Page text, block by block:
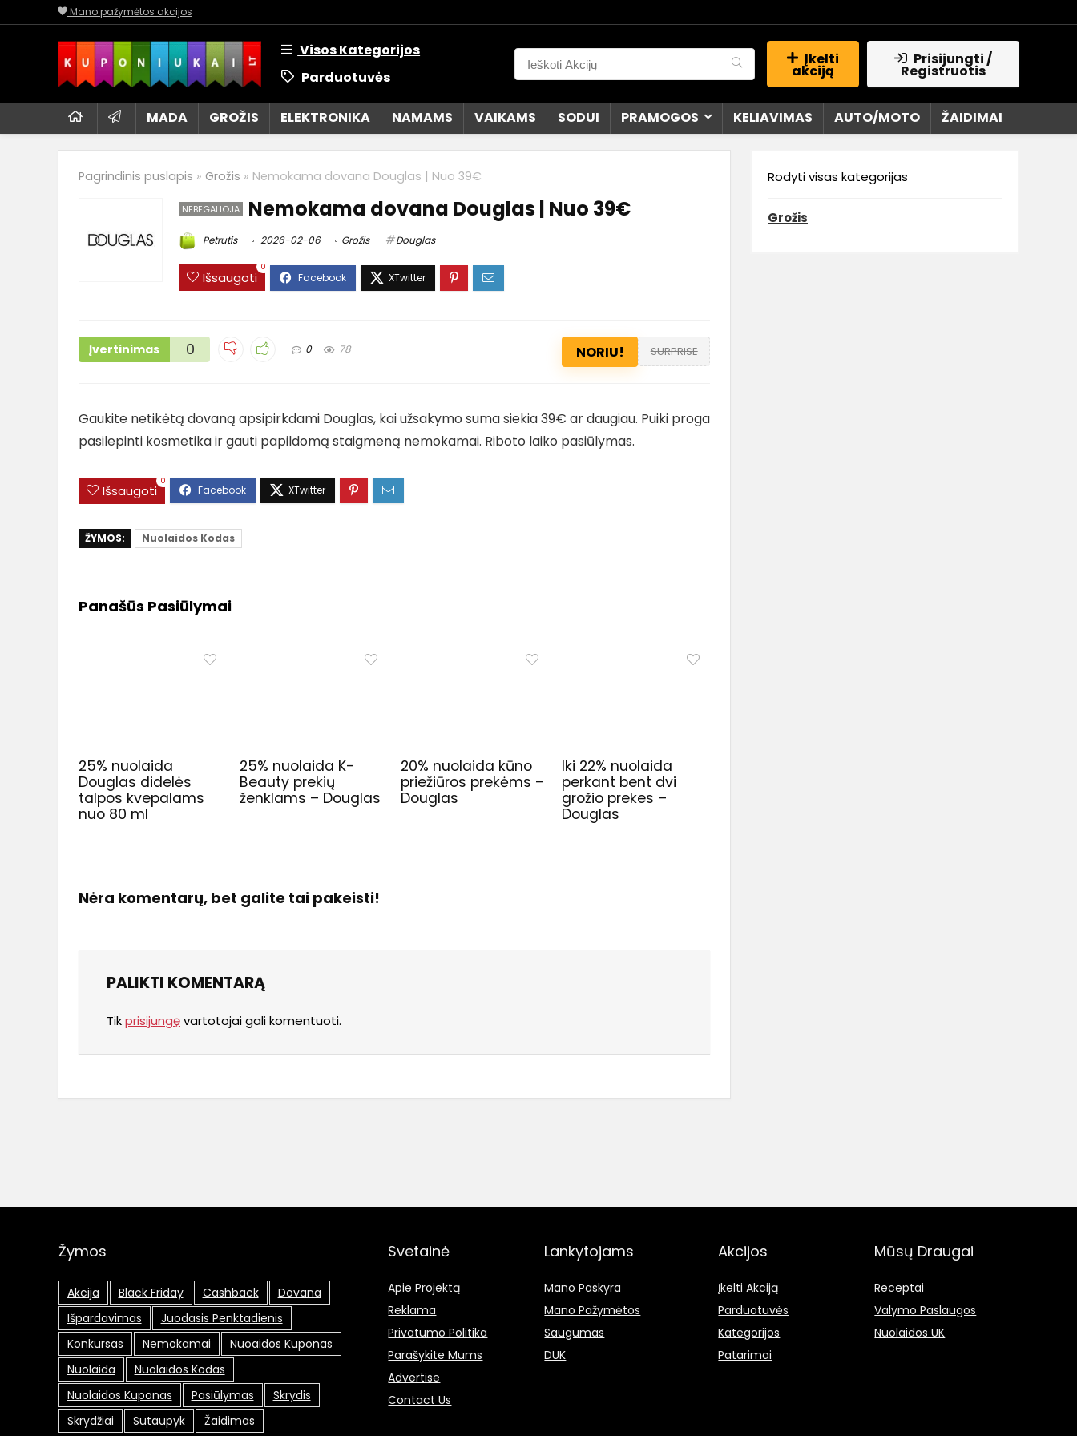
Mano pažymėtos akcijos
Visos Kategorijos
Parduotuvės
Įkelti
akciją
Prisijungti /
Registruotis
MADA GROŽIS ELEKTRONIKA NAMAMS VAIKAMS SODUI PRAMOGOS KELIAVIMAS AUTO/MOTO ŽAIDIMAI
Pagrindinis puslapis » Grožis » Nemokama dovana Douglas | Nuo 39€
NEBEGALIOJA Nemokama dovana Douglas | Nuo 39€
Petrutis 2026-02-06 Grožis Douglas
Išsaugoti
0
Įvertinimas 0 0 78 NORIU! SURPRISE
Gaukite netikėtą dovaną apsipirkdami Douglas, kai užsakymo suma siekia 39€ ar daugiau. Puiki proga
pasilepinti kosmetika ir gauti papildomą staigmeną nemokamai. Riboto laiko pasiūlymas.
Išsaugoti
0
ŽYMOS: Nuolaidos Kodas
Panašūs Pasiūlymai
25% nuolaida
Douglas didelės
talpos kvepalams
nuo 80 ml
25% nuolaida K-
Beauty prekių
ženklams – Douglas
20% nuolaida kūno
priežiūros prekėms –
Douglas
Iki 22% nuolaida
perkant bent dvi
grožio prekes –
Douglas
Nėra komentarų, bet galite tai pakeisti!
PALIKTI KOMENTARĄ
Tikprisijungęvartotojai gali komentuoti.
Rodyti visas kategorijas
Grožis
Žymos
Akcija Black Friday Cashback
Dovana
Išpardavimas
Juodasis Penktadienis
Konkursas
Nemokamai
Nuoaidos Kuponas
Nuolaida
Nuolaidos Kodas
Nuolaidos Kuponas
Pasiūlymas
Skrydis
Skrydžiai
Sutaupyk Žaidimas
Svetainė
Apie Projektą
Reklama
Privatumo Politika
Parašykite Mums
Advertise
Contact Us
Lankytojams
Mano Paskyra
Mano Pažymėtos
Saugumas
DUK
Akcijos
Įkelti Akciją
Parduotuvės
Kategorijos
Patarimai
Mūsų Draugai
Receptai
Valymo Paslaugos
Nuolaidos UK